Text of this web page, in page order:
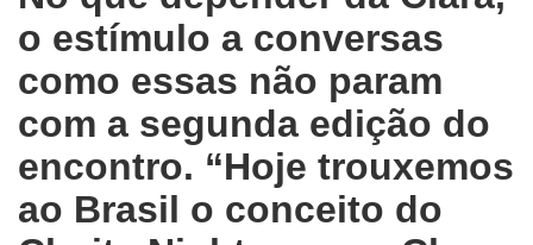
o estímulo a conversas
como essas não param
com a segunda edição do
encontro. “Hoje trouxemos
ao Brasil o conceito do